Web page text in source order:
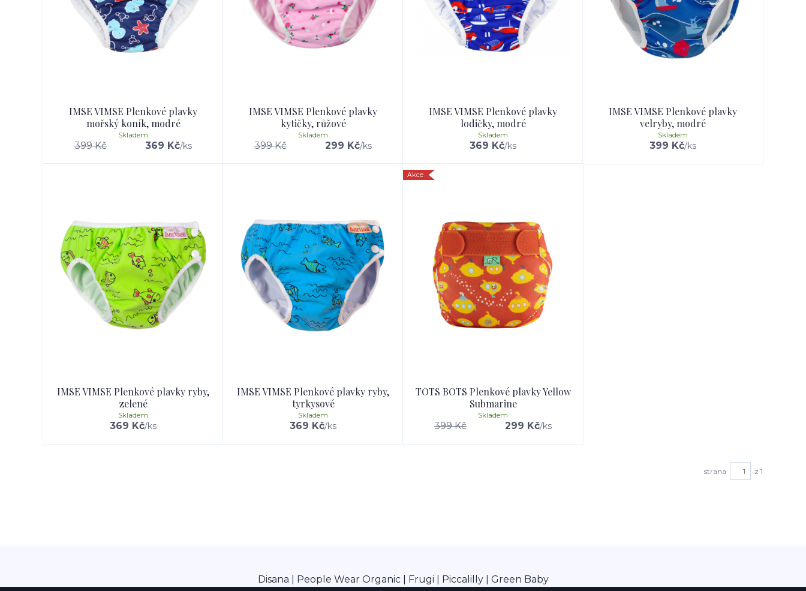
IMSE VIMSE Plenkové plavky
mořský koník, modré
399 Kč 369 Kč/ks
Skladem
IMSE VIMSE Plenkové plavky
kytičky, růžové
399 Kč 299 Kč/ks
Skladem
IMSE VIMSE Plenkové plavky
lodičky, modré
369 Kč/ks
Skladem
IMSE VIMSE Plenkové plavky
velryby, modré
399 Kč/ks
Skladem
IMSE VIMSE Plenkové plavky ryby,
zelené
369 Kč/ks
Skladem
IMSE VIMSE Plenkové plavky ryby,
tyrkysové
369 Kč/ks
Skladem
Akce
TOTS BOTS Plenkové plavky Yellow
Submarine
399 Kč 299 Kč/ks
Skladem
strana z 1
Disana | People Wear Organic | Frugi | Piccalilly | Green Baby